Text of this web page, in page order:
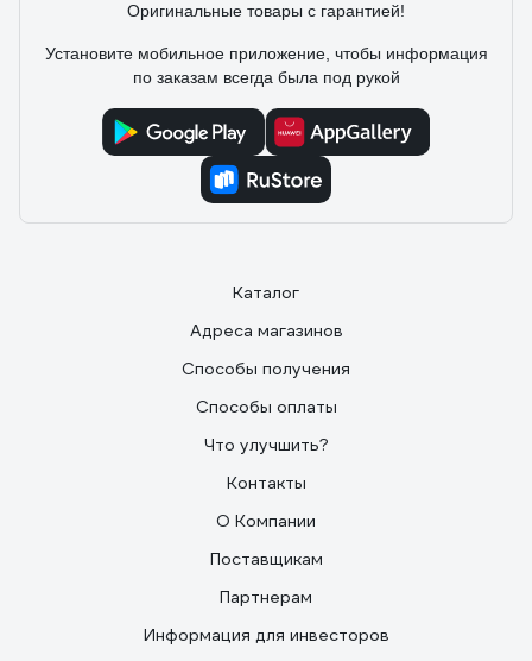
Оригинальные товары с гарантией!
Установите мобильное приложение, чтобы информация
по заказам всегда была под рукой
Каталог
Адреса магазинов
Способы получения
Способы оплаты
Что улучшить?
Контакты
О Компании
Поставщикам
Партнерам
Информация для инвесторов